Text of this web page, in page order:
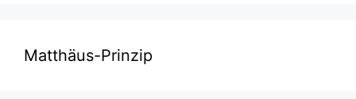
Matthäus-Prinzip